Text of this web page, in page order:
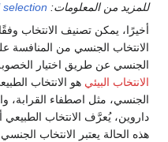
للمزيد من المعلومات: selection
أخيرًا، يمكن تصنيف الانتخاب وفقًا
الانتخاب الجنسي من المنافسة
الجنسي عن طريق اختيار
الانتخاب البيئي هو الانتخاب
الجنسي، مثل اصطفاء القرابة،
داروين، يُعرَّف الانتخاب الطبيعي
هذه الحالة يعتبر الانتخاب